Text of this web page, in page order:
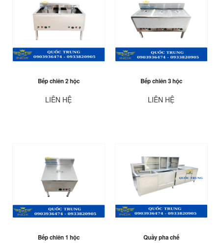
Bếp chiên 2 hộc
LIÊN HỆ
Bếp chiên 3 hộc
LIÊN HỆ
Bếp chiên 1 hộc Quầy pha chế